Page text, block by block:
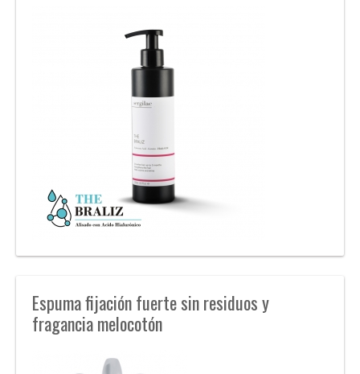
Espuma fijación fuerte sin residuos y
fragancia melocotón